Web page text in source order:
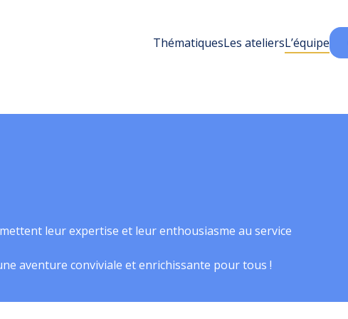
ThématiquesLes ateliersL’équipe
leur expertise et leur enthousiasme au service
aventure conviviale et enrichissante pour tous !